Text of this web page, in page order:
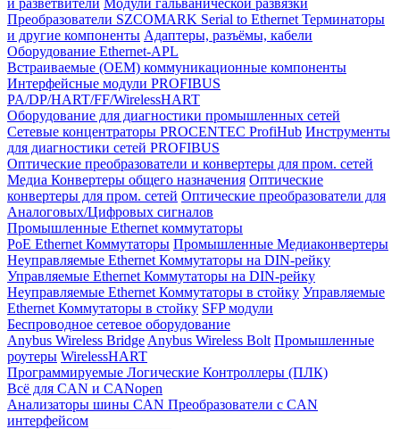
и разветвители Модули гальванической развязки
Преобразователи SZCOMARK Serial to Ethernet Терминаторы
и другие компоненты Адаптеры, разъёмы, кабели
Оборудование Ethernet-APL
Встраиваемые (OEM) коммуникационные компоненты
Интерфейсные модули PROFIBUS
PA/DP/HART/FF/WirelessHART
Оборудование для диагностики промышленных сетей
Сетевые концентраторы PROCENTEC ProfiHub Инструменты
для диагностики сетей PROFIBUS
Оптические преобразователи и конвертеры для пром. сетей
Медиа Конвертеры общего назначения Оптические
конвертеры для пром. сетей Оптические преобразователи для
Аналоговых/Цифровых сигналов
Промышленные Ethernet коммутаторы
PoE Ethernet Коммутаторы Промышленные Медиаконвертеры
Неуправляемые Ethernet Коммутаторы на DIN-рейку
Управляемые Ethernet Коммутаторы на DIN-рейку
Неуправляемые Ethernet Коммутаторы в стойку Управляемые
Ethernet Коммутаторы в стойку SFP модули
Беспроводное сетевое оборудование
Anybus Wireless Bridge Anybus Wireless Bolt Промышленные
роутеры WirelessHART
Программируемые Логические Контроллеры (ПЛК)
Всё для CAN и CANopen
Анализаторы шины CAN Преобразователи с CAN
интерфейсом